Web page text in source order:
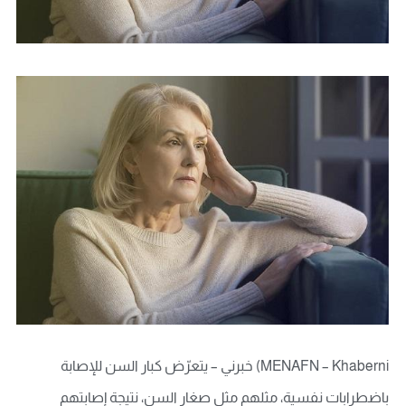
MENAFN – Khaberni) خبرني – يتعرّض كبار السن للإصابة
باضطرابات نفسية، مثلهم مثل صغار السن، نتيجة إصابتهم